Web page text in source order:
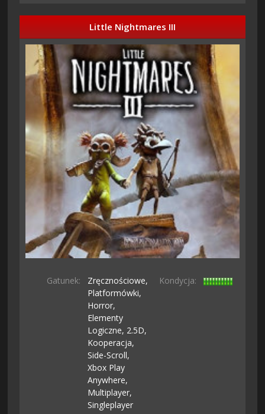
Little Nightmares III
Gatunek:
Zręcznościowe,
Platformówki,
Horror,
Elementy
Logiczne, 2.5D,
Kooperacja,
Side-Scroll,
Xbox Play
Anywhere,
Multiplayer,
Singleplayer
Kondycja: